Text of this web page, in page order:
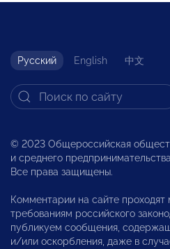
Русский English 中文
© 2023 Общероссийская
и среднего
Все права защищены.
Комментарии на сайте
требованиям российского
публикуем сообщения,
и/или оскорбления, даже в